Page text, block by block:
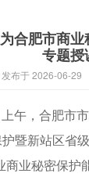
合肥市商
专题授
布于 2026-06-29
午，合肥市
暨新站区省
商业秘密保护